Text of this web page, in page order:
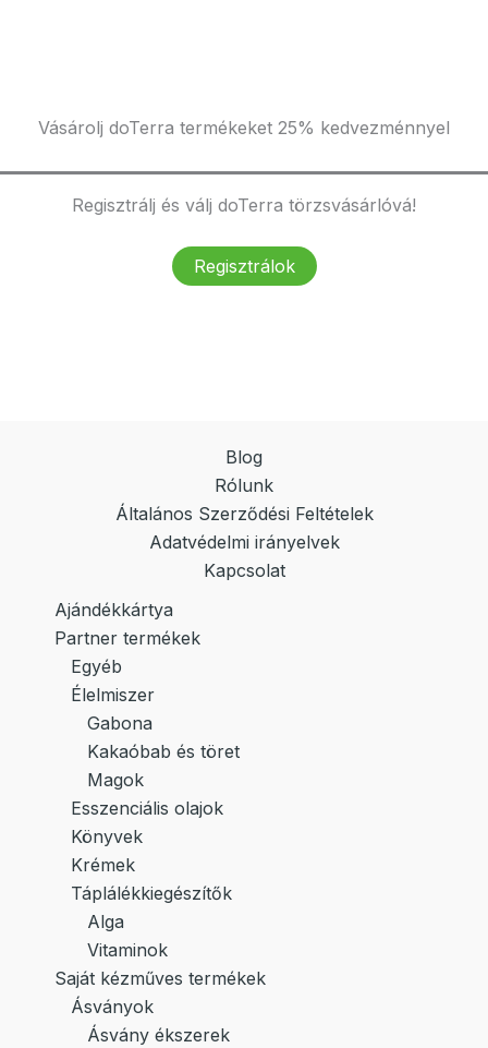
Vásárolj doTerra termékeket 25% kedvezménnyel
Regisztrálj és válj doTerra törzsvásárlóvá!
Regisztrálok
Blog
Rólunk
Általános Szerződési Feltételek
Adatvédelmi irányelvek
Kapcsolat
Ajándékkártya
Partner termékek
Egyéb
Élelmiszer
Gabona
Kakaóbab és töret
Magok
Esszenciális olajok
Könyvek
Krémek
Táplálékkiegészítők
Alga
Vitaminok
Saját kézműves termékek
Ásványok
Ásvány ékszerek